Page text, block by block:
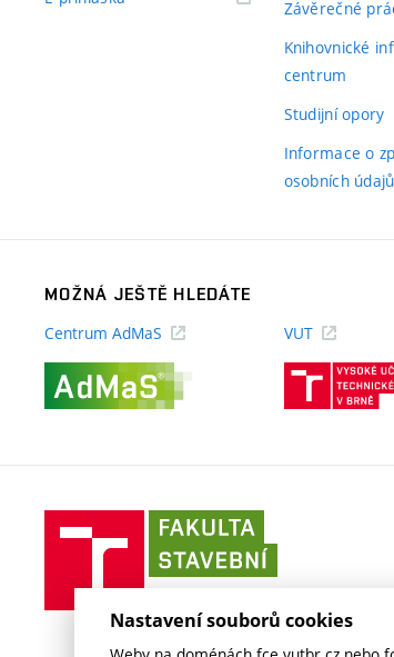
Závěrečné
Knihovnické
centrum
Studijní opory
Informace o
osobních údajů
MOŽNÁ JEŠTĚ HLEDÁTE
Centrum AdMaS
VUT
stavební
VUT
Brně
Nastavení souborů cookies